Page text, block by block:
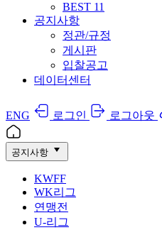
BEST 11
공지사항
정관/규정
게시판
입찰공고
데이터센터
ENG 로그인 로그아웃
공지사항
KWFF
WK리그
연맹전
U-리그